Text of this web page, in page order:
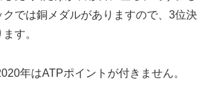
では銅メダルがありますので、3位決
す。
年はATPポイントが付きません。